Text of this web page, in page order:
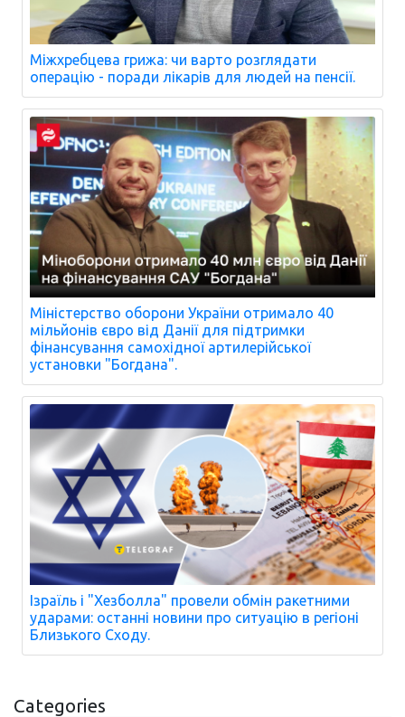
Міжхребцева грижа: чи варто розглядати
операцію - поради лікарів для людей на пенсії.
Міністерство оборони України отримало 40
мільйонів євро від Данії для підтримки
фінансування самохідної артилерійської
установки "Богдана".
Ізраїль і "Хезболла" провели обмін ракетними
ударами: останні новини про ситуацію в регіоні
Близького Сходу.
Categories